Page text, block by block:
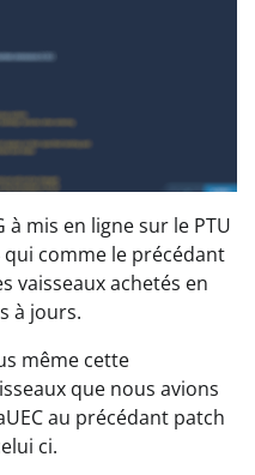
à mis en ligne sur le PTU
qui comme le précédant
vaisseaux achetés en
à jours.
même cette
que nous avions
au précédant patch
ci.